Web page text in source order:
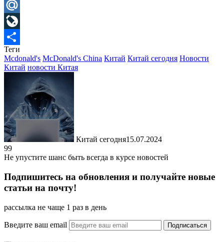
Telegram
Mail.Ru
LiveJournal
Отправить
Теги
Mcdonald's McDonald's China Китай Китай сегодня Новости
Китай новости Китая
Китай сегодня15.07.2024
99
Не упустите шанс быть всегда в курсе новостей
Подпишитесь на обновления и получайте новые
статьи на почту!
рассылка не чаще 1 раз в день
Введите ваш email